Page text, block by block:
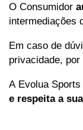
O Consumidor
intermediações
Em caso de
privacidade,
A Evolua Sports
e respeita a